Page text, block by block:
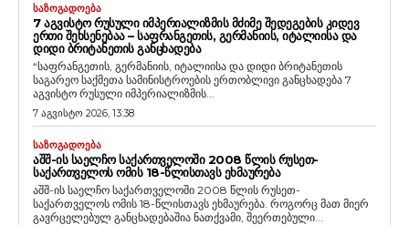
ᲡᲐᲖᲝᲒᲐᲓᲝᲔᲑᲐ
7 ᲐᲒᲕᲘᲡᲢᲝ ᲠᲣᲡᲣᲚᲘ ᲘᲛᲞᲔᲠᲘᲐᲚᲘᲖᲛᲘᲡ ᲛᲫᲘᲛᲔ ᲨᲔᲓᲔᲒᲔᲑᲘᲡ ᲙᲘᲓᲔᲕ
ᲔᲠᲗᲘ ᲨᲔᲮᲡᲔᲜᲔᲑᲐᲐ – ᲡᲐᲤᲠᲐᲜᲒᲔᲗᲘᲡ, ᲒᲔᲠᲛᲐᲜᲘᲘᲡ, ᲘᲢᲐᲚᲘᲘᲡᲐ ᲓᲐ
ᲓᲘᲓᲘ ᲑᲠᲘᲢᲐᲜᲔᲗᲘᲡ ᲒᲐᲜᲪᲮᲐᲓᲔᲑᲐ
“საფრანგეთის, გერმანიის, იტალიისა და დიდი ბრიტანეთის
საგარეო საქმეთა სამინისტროების ერთობლივი განცხადება 7
აგვისტო რუსული იმპერიალიზმის...
7 აგვისტო 2026, 13:38
ᲡᲐᲖᲝᲒᲐᲓᲝᲔᲑᲐ
ᲐᲨᲨ-ᲘᲡ ᲡᲐᲔᲚᲩᲝ ᲡᲐᲥᲐᲠᲗᲕᲔᲚᲝᲨᲘ 2008 ᲬᲚᲘᲡ ᲠᲣᲡᲔᲗ-
ᲡᲐᲥᲐᲠᲗᲕᲔᲚᲝᲡ ᲝᲛᲘᲡ 18-ᲬᲚᲘᲡᲗᲐᲕᲡ ᲔᲮᲛᲐᲣᲠᲔᲑᲐ
აშშ-ის საელჩო საქართველოში 2008 წლის რუსეთ-
საქართველოს ომის 18-წლისთავს ეხმაურება. როგორც მათ მიერ
გავრცელებულ განცხადებაშია ნათქვამი, შეერთებული...